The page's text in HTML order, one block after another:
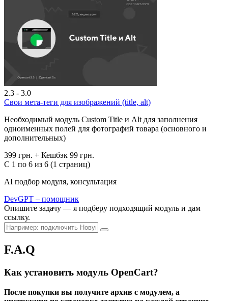
2.3 - 3.0
Свои мета-теги для изображений (title, alt)
Необходимый модуль Custom Title и Alt для заполнения
одноименных полей для фотографий товара (основного и
дополнительных)
399 грн. + Кешбэк 99 грн.
С 1 по 6 из 6 (1 страниц)
AI подбор модуля, консультация
DevGPT – помощник
Опишите задачу — я подберу подходящий модуль и дам
ссылку.
F.A.Q
Как установить модуль OpenCart?
После покупки вы получите архив с модулем, а